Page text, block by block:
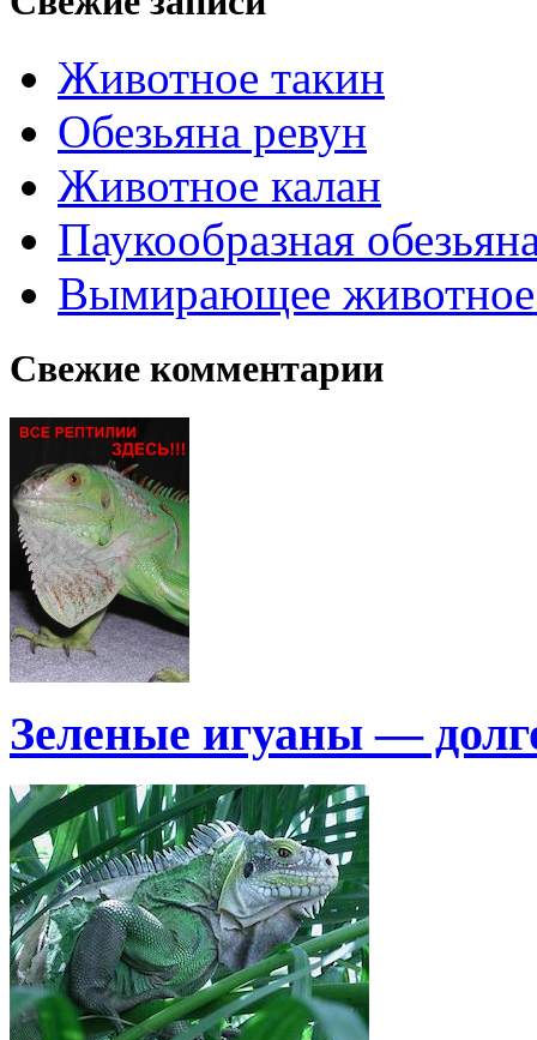
Животное такин
Обезьяна ревун
Животное калан
Паукообразная
Вымирающее
Свежие комментарии
Зеленые игуаны —